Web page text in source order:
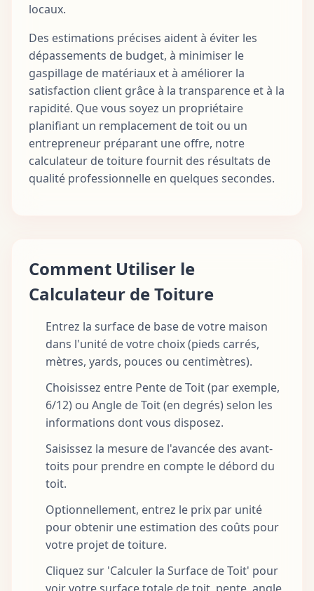
locaux.
Des estimations précises aident à éviter les
dépassements de budget, à minimiser le
gaspillage de matériaux et à améliorer la
satisfaction client grâce à la transparence et à la
rapidité. Que vous soyez un propriétaire
planifiant un remplacement de toit ou un
entrepreneur préparant une offre, notre
calculateur de toiture fournit des résultats de
qualité professionnelle en quelques secondes.
Comment Utiliser le
Calculateur de Toiture
Entrez la surface de base de votre maison
dans l'unité de votre choix (pieds carrés,
mètres, yards, pouces ou centimètres).
Choisissez entre Pente de Toit (par exemple,
6/12) ou Angle de Toit (en degrés) selon les
informations dont vous disposez.
Saisissez la mesure de l'avancée des avant-
toits pour prendre en compte le débord du
toit.
Optionnellement, entrez le prix par unité
pour obtenir une estimation des coûts pour
votre projet de toiture.
Cliquez sur 'Calculer la Surface de Toit' pour